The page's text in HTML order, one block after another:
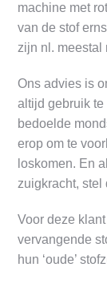
machine met
van de stof
zijn nl. meestal
Ons advies is
altijd gebruik
bedoelde
erop om te
loskomen. En
zuigkracht, stel
Voor deze
vervangende
hun ‘oude’